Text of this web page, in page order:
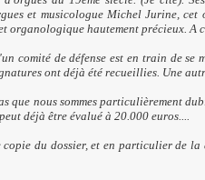
et musicologue Michel Jurine,
organologique hautement précieux.
comité de défense est en train de se
ont déjà été recueillies. Une
que nous sommes particulièrement
déjà être évalué à 20.000 euros....
du dossier, et en particulier de